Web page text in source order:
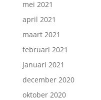
mei 2021
april 2021
maart 2021
februari 2021
januari 2021
december 2020
oktober 2020